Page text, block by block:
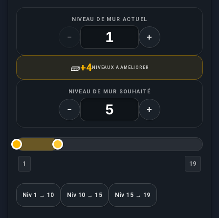
NIVEAU DE MUR ACTUEL
− +
🧱+4NIVEAUX À AMÉLIORER
NIVEAU DE MUR SOUHAITÉ
− +
1 19
Niv 1 → 10 Niv 10 → 15 Niv 15 → 19